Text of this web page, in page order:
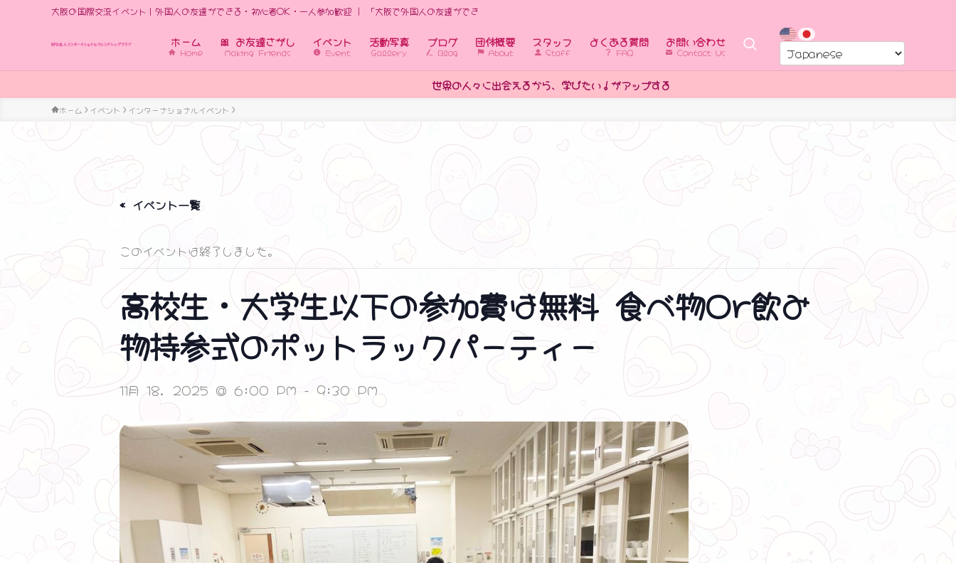
大阪の国際交流イベント｜外国人の友達ができる・初心者OK・一人参加歓迎 | 「大阪で外国人の友達ができる国際交流イベント｜初心者歓迎」
ホーム
Home
🎀 お友達さがし
Making Friends
イベント
Event
活動写真
Gallery
ブログ
Blog
団体概要
About
スタッフ
Staff
よくある質問
FAQ
お問い合わせ
Contact Us
ホーム イベント インターナショナルイベント
« イベント一覧
このイベントは終了しました。
高校生・大学生以下の参加費は無料 食べ物Or飲み
物持参式のポットラックパーティー
11月 18, 2025 @ 6:00 PM - 9:30 PM